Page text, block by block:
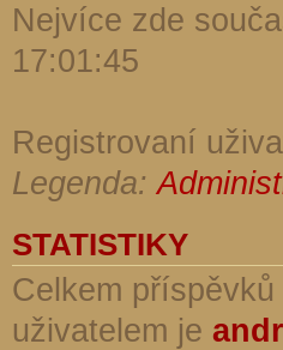
Nejvíce zde
17:01:45
Registrovaní
Legenda:
STATISTIKY
Celkem příspěvků
uživatelem je